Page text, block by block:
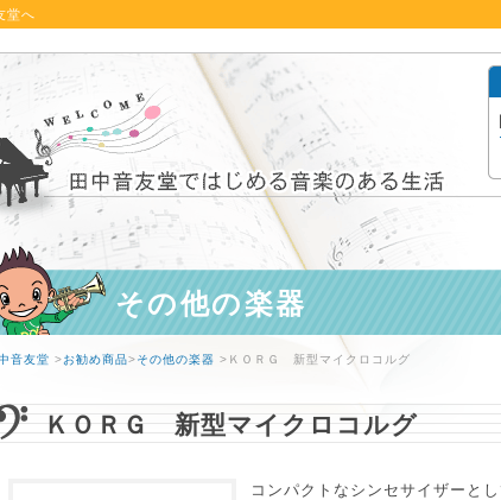
堂へ
その他の楽器
音友堂 >お勧め商品>その他の楽器 >ＫＯＲＧ 新型マイクロコルグ
ＫＯＲＧ 新型マイクロコルグ
コンパクトなシンセサイザーと